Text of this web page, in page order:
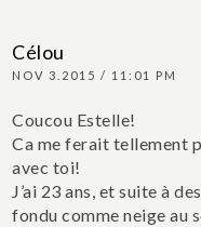
Célou
NOV 3.2015 / 11:01 PM
Coucou Estelle!
Ca me ferait tellement
avec toi!
J’ai 23 ans, et suite à
fondu comme neige au